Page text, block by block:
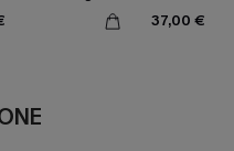
37,00 €